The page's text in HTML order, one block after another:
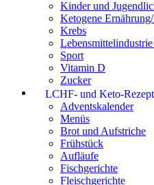
Kinder und
Ketogene
Krebs
Sport
Vitamin D
Zucker
LCHF- und Keto-
Adventskalender
Menüs
Brot und Aufstriche
Frühstück
Aufläufe
Fischgerichte
Fleischgerichte